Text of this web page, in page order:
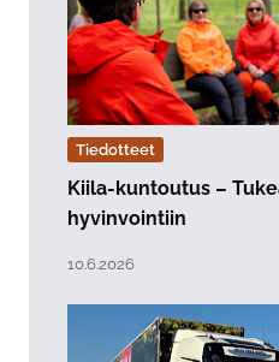
Tiedotteet
Kiila-kuntoutus –
hyvinvointiin
10.6.2026